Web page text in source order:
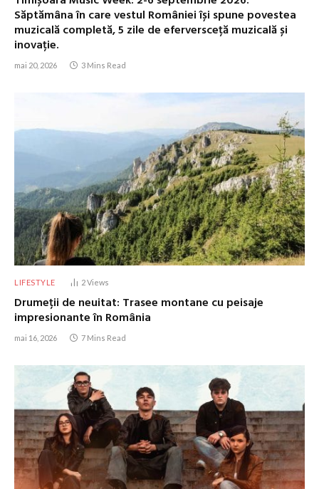
Săptămâna în care vestul României își spune povestea
muzicală completă, 5 zile de eferversceță muzicală și
inovație.
mai 20, 2026 3 Mins Read
LIFESTYLE 2Views
Drumeții de neuitat: Trasee montane cu peisaje
impresionante în România
mai 16, 2026 7 Mins Read